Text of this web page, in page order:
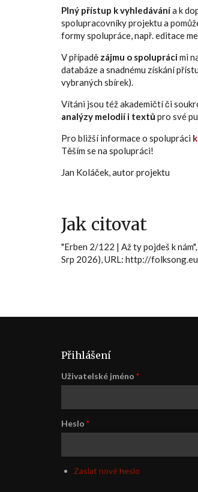
Plný přístup k vyhledávánía k
spolupracovníky projektu a
formy spolupráce, např. editace
V případě zájmu o spoluprácimi
databáze a snadnému získání
vybraných sbírek).
Vítáni jsou též akademičtí či
analýzy melodií i textůpro své
Pro bližší informace o spolupráci
Těším se na spolupráci!
Jan Koláček, autor projektu
Jak citovat
"Erben 2/122 | Až ty pojdeš k nám",
Srp 2026), URL: http://
Přihlášení
Uživatelské jméno *
Heslo *
Zaslat nové heslo